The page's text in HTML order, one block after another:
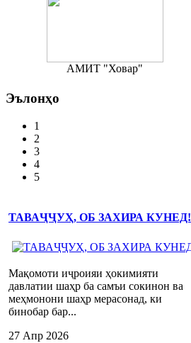
АМИТ "Ховар"
Эълонҳо
1
2
3
4
5
ТАВАҶҶУҲ, ОБ ЗАХИРА КУНЕД!
Мақомоти иҷроияи ҳокимияти
давлатии шаҳр ба самъи сокинон ва
меҳмонони шаҳр мерасонад, ки
бинобар бар...
27 Апр 2026